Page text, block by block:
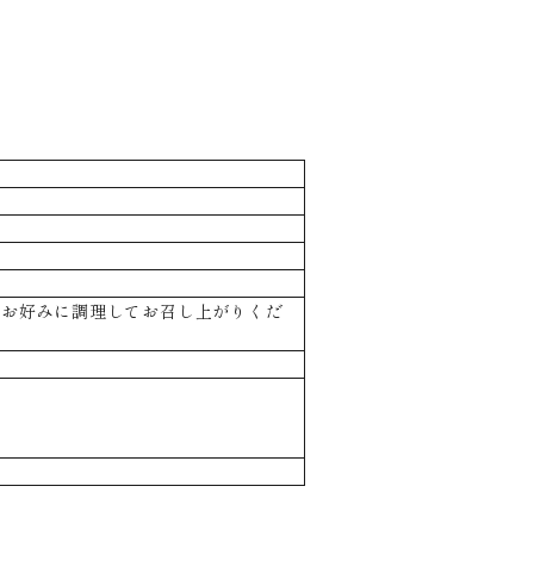
好みに調理してお召し上がりくだ